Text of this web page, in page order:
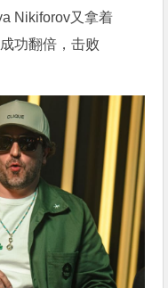
Nikiforov又拿着
功翻倍，击败